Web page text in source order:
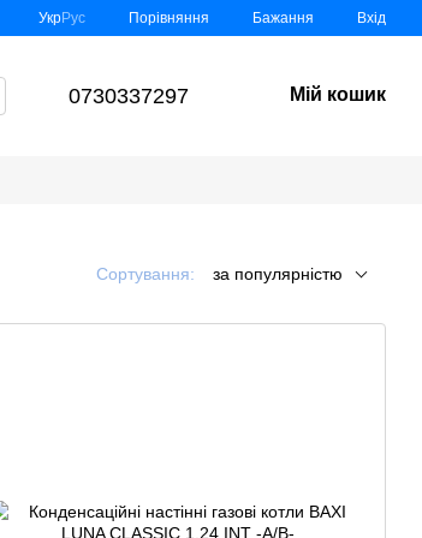
УкрРус Порівняння Бажання Вхід
0730337297 Мій кошик
Сортування: за популярністю